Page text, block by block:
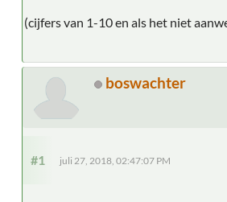
(cijfers van 1-10 en als het niet
boswachter
#1 juli 27, 2018, 02:47:07 PM